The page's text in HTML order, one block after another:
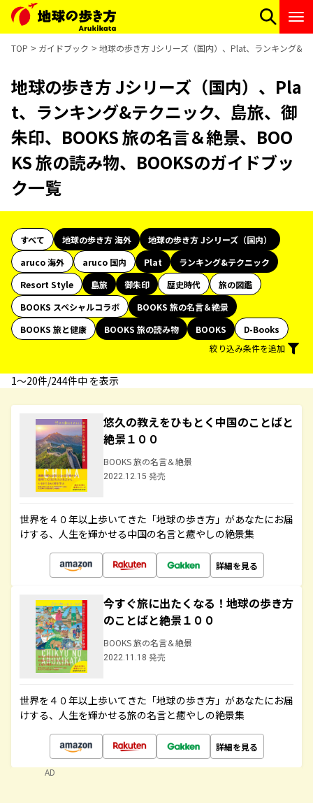
TOP ガイドブック 地球の歩き方 Jシリーズ（国内）、Plat、ランキング&
地球の歩き方 Jシリーズ（国内）、Pla
t、ランキング&テクニック、島旅、御
朱印、BOOKS 旅の名言＆絶景、BOO
KS 旅の読み物、BOOKSのガイドブッ
ク一覧
すべて 地球の歩き方 海外
地球の歩き方 Jシリーズ（国内）
aruco 海外
aruco 国内 Plat
ランキング&テクニック
Resort Style
島旅 御朱印 歴史時代
旅の図鑑
BOOKS スペシャルコラボ
BOOKS 旅の名言＆絶景
BOOKS 旅と健康
BOOKS 旅の読み物 BOOKS
D-Books
絞り込み条件を追加
1〜20件/244件中 を表示
悠久の教えをひもとく中国のことばと
絶景１００
BOOKS 旅の名言＆絶景
2022.12.15 発売
世界を４０年以上歩いてきた「地球の歩き方」があなたにお届
けする、人生を輝かせる中国の名言と癒やしの絶景集
詳細を見る
今すぐ旅に出たくなる！地球の歩き方
のことばと絶景１００
BOOKS 旅の名言＆絶景
2022.11.18 発売
世界を４０年以上歩いてきた「地球の歩き方」があなたにお届
けする、人生を輝かせる旅の名言と癒やしの絶景集
詳細を見る
AD